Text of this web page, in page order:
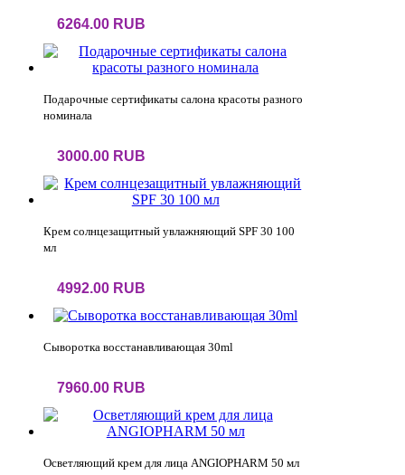
6264.00 RUB
Подарочные сертификаты салона красоты разного
номинала
3000.00 RUB
Крем солнцезащитный увлажняющий SPF 30 100
мл
4992.00 RUB
Сыворотка восстанавливающая 30ml
7960.00 RUB
Осветляющий крем для лица ANGIOPHARM 50 мл